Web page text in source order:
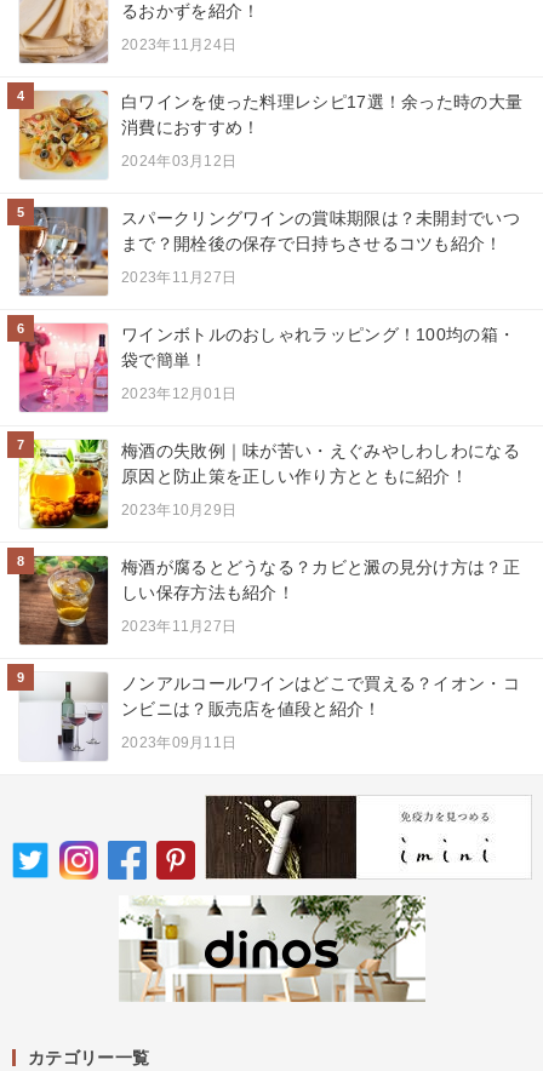
るおかずを紹介！
2023年11月24日
4
白ワインを使った料理レシピ17選！余った時の大量
消費におすすめ！
2024年03月12日
5
スパークリングワインの賞味期限は？未開封でいつ
まで？開栓後の保存で日持ちさせるコツも紹介！
2023年11月27日
6
ワインボトルのおしゃれラッピング！100均の箱・
袋で簡単！
2023年12月01日
7
梅酒の失敗例｜味が苦い・えぐみやしわしわになる
原因と防止策を正しい作り方とともに紹介！
2023年10月29日
8
梅酒が腐るとどうなる？カビと澱の見分け方は？正
しい保存方法も紹介！
2023年11月27日
9
ノンアルコールワインはどこで買える？イオン・コ
ンビニは？販売店を値段と紹介！
2023年09月11日
カテゴリー一覧